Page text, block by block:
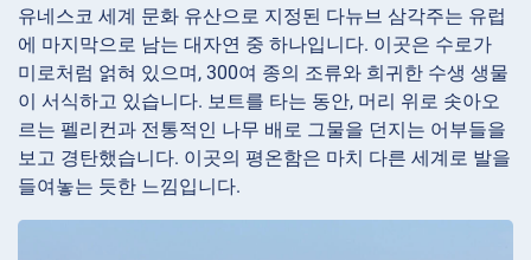
유네스코 세계 문화 유산으로 지정된 다뉴브 삼각주는 유럽
에 마지막으로 남는 대자연 중 하나입니다. 이곳은 수로가
미로처럼 얽혀 있으며, 300여 종의 조류와 희귀한 수생 생물
이 서식하고 있습니다. 보트를 타는 동안, 머리 위로 솟아오
르는 펠리컨과 전통적인 나무 배로 그물을 던지는 어부들을
보고 경탄했습니다. 이곳의 평온함은 마치 다른 세계로 발을
들여놓는 듯한 느낌입니다.